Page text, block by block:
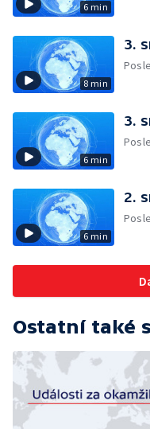
6 min
8 min
3.
6 min
3.
6 min
2.
Ostatní také